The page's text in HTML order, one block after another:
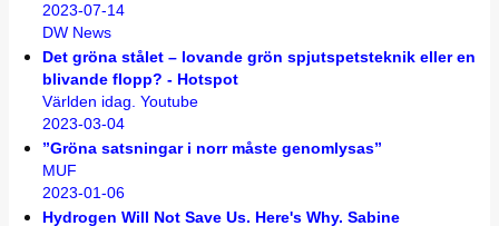
2023-07-14
DW News
Det gröna stålet – lovande grön spjutspetsteknik eller en
blivande flopp? - Hotspot
Världen idag. Youtube
2023-03-04
”Gröna satsningar i norr måste genomlysas”
MUF
2023-01-06
Hydrogen Will Not Save Us. Here's Why. Sabine